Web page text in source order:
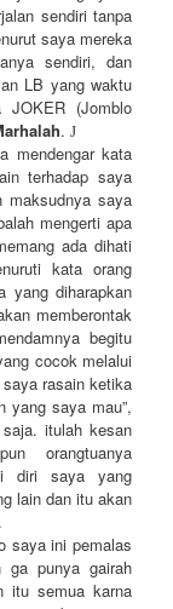
sendiri tanpa
saya mereka
sendiri, dan
LB yang waktu
JOKER (Jomblo
.J
mendengar kata
terhadap saya
maksudnya saya
mengerti apa
ada dihati
kata orang
yang diharapkan
memberontak
begitu
cocok melalui
rasain ketika
yang saya mau”,
itulah kesan
orangtuanya
diri saya yang
lain dan itu akan
saya ini pemalas
ga punya gairah
itu semua karna